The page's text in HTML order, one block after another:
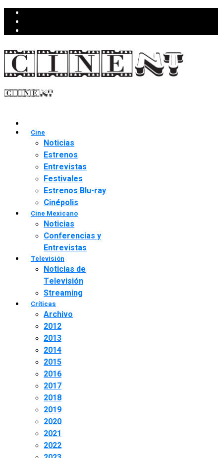
Cine
Noticias
Estrenos
Entrevistas
Festivales
Estrenos Blu-ray
Cinépolis
Cine Mexicano
Noticias
Conferencias y
Entrevistas
Televisión
Noticias de
Televisión
Streaming
Críticas
Archivo
2012
2013
2014
2015
2016
2017
2018
2019
2020
2021
2022